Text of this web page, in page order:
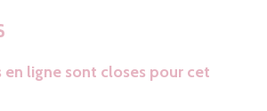
en ligne sont closes pour cet